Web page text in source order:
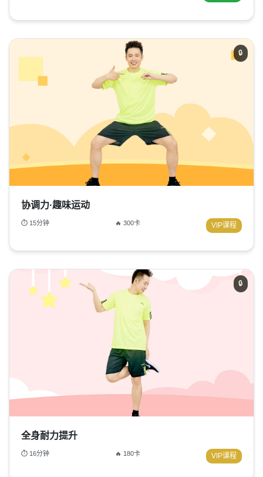
🔒
协调力·趣味运动
⏱ 15分钟 🔥 300卡 VIP课程
🔒
全身耐力提升
⏱ 16分钟 🔥 180卡 VIP课程